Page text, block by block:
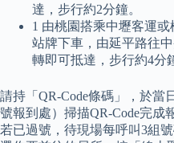
達，步行約2分鐘。
1 由桃園搭乘中壢客運
站牌下車，由延平路往
轉即可抵達，步行約4分
請持「QR-Code條碼」，於當
號報到處）掃描QR-Code完成
若已過號，待現場每呼叫3組